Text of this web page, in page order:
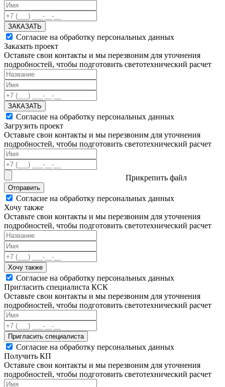
ЗАКАЗАТЬ
Согласие на обработку персональных данных
Заказать проект
Оставьте свои контакты и мы перезвоним для уточнения
подробностей, чтобы подготовить светотехнический расчет
ЗАКАЗАТЬ
Согласие на обработку персональных данных
Загрузить проект
Оставьте свои контакты и мы перезвоним для уточнения
подробностей, чтобы подготовить светотехнический расчет
Прикрепить файл
Отправить
Согласие на обработку персональных данных
Хочу также
Оставьте свои контакты и мы перезвоним для уточнения
подробностей, чтобы подготовить светотехнический расчет
Хочу также
Согласие на обработку персональных данных
Пригласить специалиста КСК
Оставьте свои контакты и мы перезвоним для уточнения
подробностей, чтобы подготовить светотехнический расчет
Пригласить специалиста
Согласие на обработку персональных данных
Получить КП
Оставьте свои контакты и мы перезвоним для уточнения
подробностей, чтобы подготовить светотехнический расчет